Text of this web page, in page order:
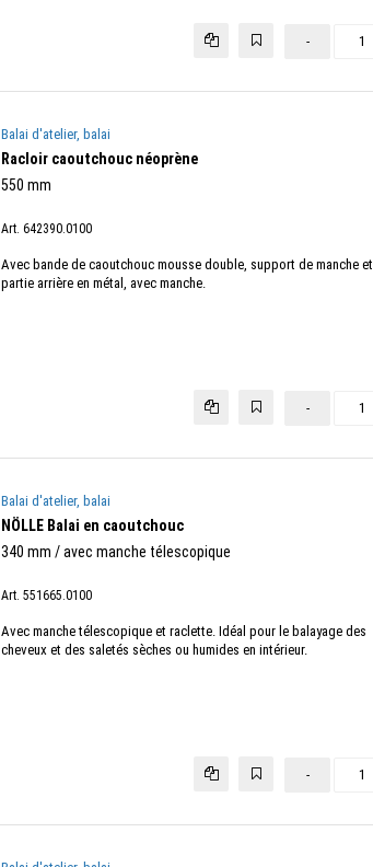
-
Balai d'atelier, balai
Racloir caoutchouc néoprène
550 mm
Art. 642390.0100
Avec bande de caoutchouc mousse double, support de manche et
partie arrière en métal, avec manche.
-
Balai d'atelier, balai
NÖLLE Balai en caoutchouc
340 mm / avec manche télescopique
Art. 551665.0100
Avec manche télescopique et raclette. Idéal pour le balayage des
cheveux et des saletés sèches ou humides en intérieur.
-